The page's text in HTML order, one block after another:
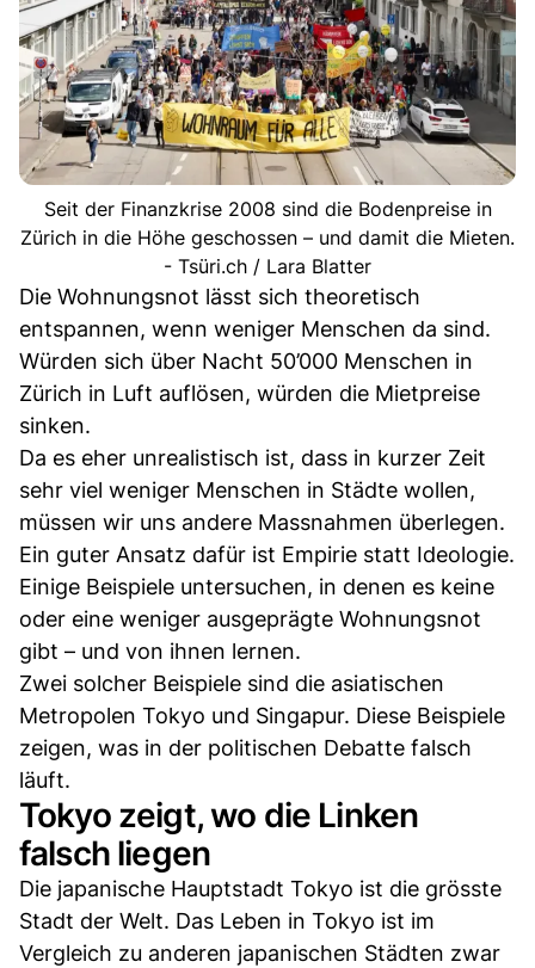
Seit der Finanzkrise 2008 sind die Bodenpreise in
Zürich in die Höhe geschossen – und damit die Mieten.
- Tsüri.ch / Lara Blatter
Die Wohnungsnot lässt sich theoretisch
entspannen, wenn weniger Menschen da sind.
Würden sich über Nacht 50’000 Menschen in
Zürich in Luft auflösen, würden die Mietpreise
sinken.
Da es eher unrealistisch ist, dass in kurzer Zeit
sehr viel weniger Menschen in Städte wollen,
müssen wir uns andere Massnahmen überlegen.
Ein guter Ansatz dafür ist Empirie statt Ideologie.
Einige Beispiele untersuchen, in denen es keine
oder eine weniger ausgeprägte Wohnungsnot
gibt – und von ihnen lernen.
Zwei solcher Beispiele sind die asiatischen
Metropolen Tokyo und Singapur. Diese Beispiele
zeigen, was in der politischen Debatte falsch
läuft.
Tokyo zeigt, wo die Linken
falsch liegen
Die japanische Hauptstadt Tokyo ist die grösste
Stadt der Welt. Das Leben in Tokyo ist im
Vergleich zu anderen japanischen Städten zwar